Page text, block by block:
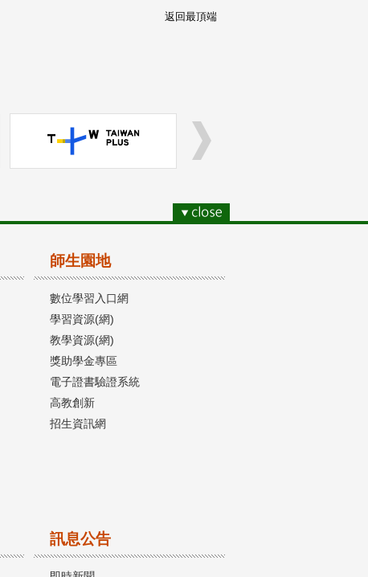
返回最頂端
師生園地
數位學習入口網
學習資源(網)
教學資源(網)
獎助學金專區
電子證書驗證系統
高教創新
招生資訊網
訊息公告